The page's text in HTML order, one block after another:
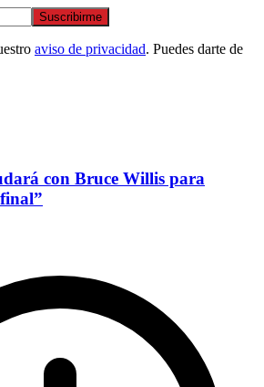
Suscribirme
aviso de privacidad. Puedes darte de
con Bruce Willis para